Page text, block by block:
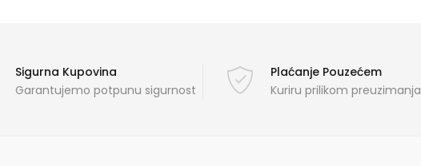
Sigurna Kupovina
Garantujemo potpunu sigurnost
Plaćanje Pouzećem
Kuriru prilikom preuzimanja